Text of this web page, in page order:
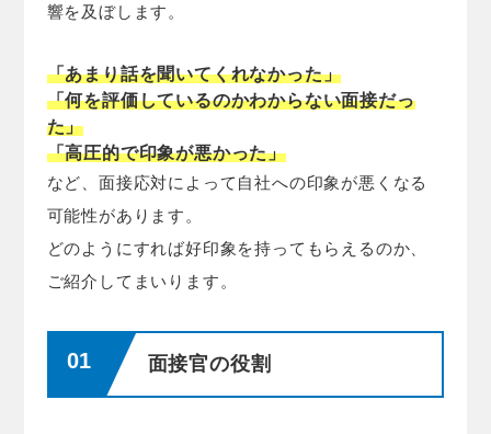
響を及ぼします。
「あまり話を聞いてくれなかった」
「何を評価しているのかわからない面接だっ
た」
「高圧的で印象が悪かった」
など、面接応対によって自社への印象が悪くなる
可能性があります。
どのようにすれば好印象を持ってもらえるのか、
ご紹介してまいります。
面接官の役割